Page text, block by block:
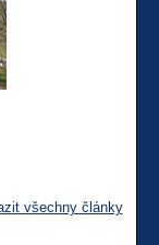
všechny články